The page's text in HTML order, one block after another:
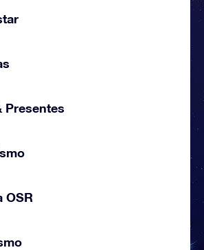
Presentes
OSR